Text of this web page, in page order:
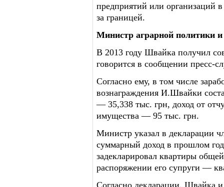
предприятий или организаций
за границей.
Министр аграрной политики
В 2013 году Швайка получил
говорится в сообщении пресс-
Согласно ему, в том числе
вознаграждения И.Швайки
— 35,338 тыс. грн, доход от
имущества — 95 тыс. грн.
Министр указал в декларации
суммарный доход в прошлом
задекларировал квартиры
распоряжении его супруги —
Согласно декларации, Швайка